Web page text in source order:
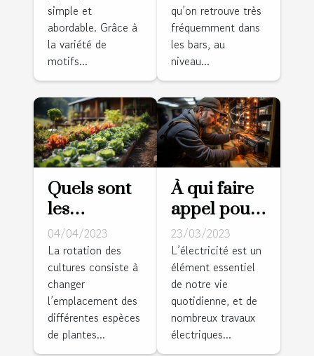
papier
peint
simple et
abordable. Grâce à
la variété de
motifs...
qu’on retrouve très
fréquemment dans
les bars, au
niveau...
Quels sont
les
avantages
de la
rotation des
cultures
pour un
jardin sain
04/04/2023
La rotation des
cultures consiste à
changer
l’emplacement des
différentes espèces
de plantes...
À qui faire
appel pour
vos travaux
d’électricité
?
23/03/2023
L’électricité est un
élément essentiel
de notre vie
quotidienne, et de
nombreux travaux
électriques...